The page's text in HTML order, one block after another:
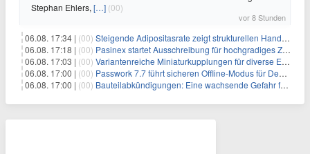
Stephan Ehlers, […] (00)
vor 8 Stunden
06.08. 17:34 | (00) Steigende Adipositasrate zeigt strukturellen Handlungsbedarf bei der Ernährung schulpflichtiger Kinder
06.08. 17:18 | (00) Pasinex startet Ausschreibung für hochgradiges Zinksulfidkonzentrat mit Germanium- und Silbergehalten und stellt ein Betriebsupdate bereit
06.08. 17:03 | (00) Variantenreiche Miniaturkupplungen für diverse Einsatzbereiche
06.08. 17:00 | (00) Passwork 7.7 führt sicheren Offline-Modus für Desktop- und Mobile-Apps ein
06.08. 17:00 | (00) Bauteilabkündigungen: Eine wachsende Gefahr für industrielle Elektroniksysteme